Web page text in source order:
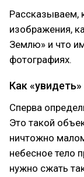
Рассказываем,
изображения,
Землю» и что
фотографиях.
Как
Сперва
Это такой
ничтожно
небесное тело
нужно сжать